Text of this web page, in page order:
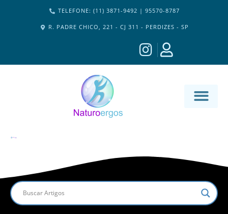
TELEFONE: (11) 3871-9492 | 95570-8787
R. PADRE CHICO, 221 - CJ 311 - PERDIZES - SP